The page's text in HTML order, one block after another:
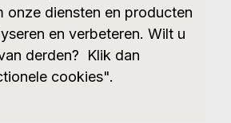
onze diensten en producten
en verbeteren. Wilt u
derden? Klik dan
cookies".